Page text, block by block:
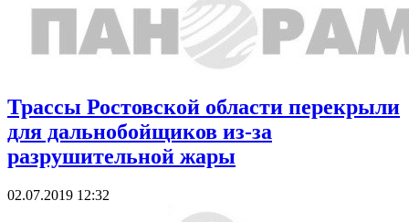
Трассы Ростовской области перекрыли
для дальнобойщиков из-за
разрушительной жары
02.07.2019 12:32